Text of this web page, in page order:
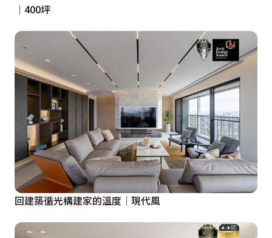
│400坪
回建築循光構建家的溫度│現代風